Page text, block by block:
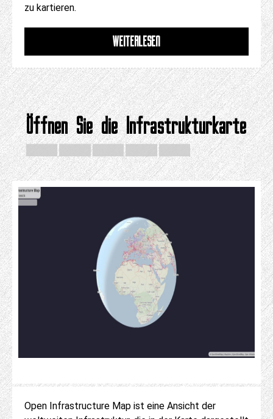
zu kartieren.
WEITERLESEN
Öffnen Sie die Infrastrukturkarte
Open Infrastructure Map ist eine Ansicht der